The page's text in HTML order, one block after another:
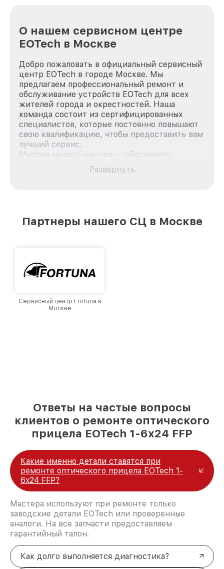
О нашем сервисном центре
EOTech в Москве
Добро пожаловать в официальный сервисный
центр EOTech в городе Москве. Мы
предлагаем профессиональный ремонт и
обслуживание устройств EOTech для всех
жителей города и окрестностей. Наша
команда состоит из сертифицированных
специалистов, которые постоянно повышают
свою квалификацию, чтобы предоставить вам
лучший сервис.
Миссия нашего центра — обеспечить
качественный и доступный ремонт для
каждого пользователя продукции EOTech, вне
лучшим сервисным центром EOTech в городе
Развернуть
Партнеры нашего СЦ в Москве
Сервисный центр Fortuna в
Москве
Ответы на частые вопросы
клиентов о ремонте оптического
прицела EOTech 1-6x24 FFP
Какие именно детали ставятся при
ремонте оптического прицела EOTech 1-
6x24 FFP?
Мастера используют при ремонте только
заводские детали EOTech или проверенные
аналоги. На все запчасти предоставляем
гарантийный талон.
Как долго выполняется диагностика?